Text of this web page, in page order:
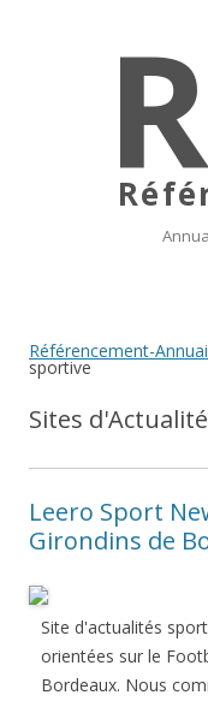
Référencement-
sportive
Sites
Leero Sport
Girondins de
Site d'actualités
orientées sur le
Bordeaux. Nous